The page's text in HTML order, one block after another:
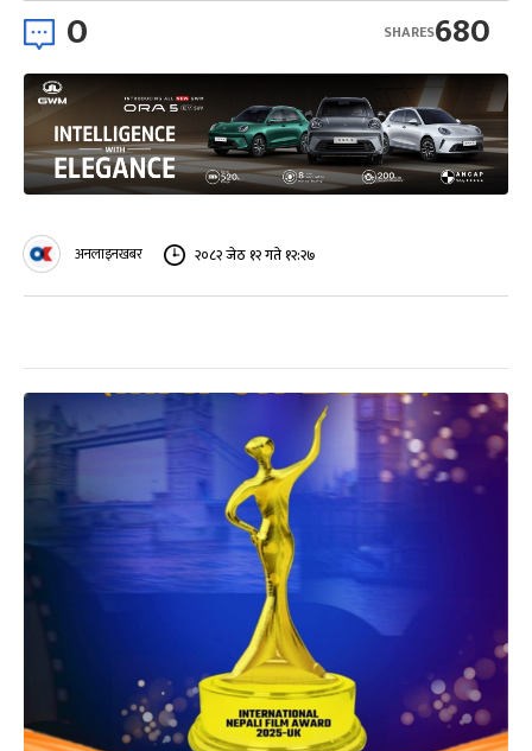
0 680
SHARES
अनलाइनखबर २०८२ जेठ १२ गते १२:२७